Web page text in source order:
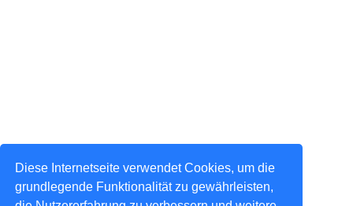
Diese Internetseite verwendet Cookies, um die
grundlegende Funktionalität zu gewährleisten,